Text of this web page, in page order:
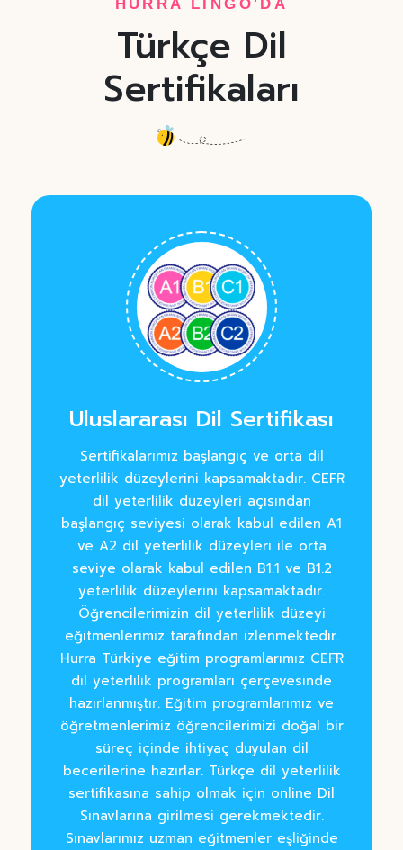
HURRA LİNGO'DA
Türkçe Dil
Sertifikaları
Uluslararası Dil Sertifikası
Sertifikalarımız başlangıç ve orta dil
yeterlilik düzeylerini kapsamaktadır. CEFR
dil yeterlilik düzeyleri açısından
başlangıç seviyesi olarak kabul edilen A1
ve A2 dil yeterlilik düzeyleri ile orta
seviye olarak kabul edilen B1.1 ve B1.2
yeterlilik düzeylerini kapsamaktadır.
Öğrencilerimizin dil yeterlilik düzeyi
eğitmenlerimiz tarafından izlenmektedir.
Hurra Türkiye eğitim programlarımız CEFR
dil yeterlilik programları çerçevesinde
hazırlanmıştır. Eğitim programlarımız ve
öğretmenlerimiz öğrencilerimizi doğal bir
süreç içinde ihtiyaç duyulan dil
becerilerine hazırlar. Türkçe dil yeterlilik
sertifikasına sahip olmak için online Dil
Sınavlarına girilmesi gerekmektedir.
Sınavlarımız uzman eğitmenler eşliğinde